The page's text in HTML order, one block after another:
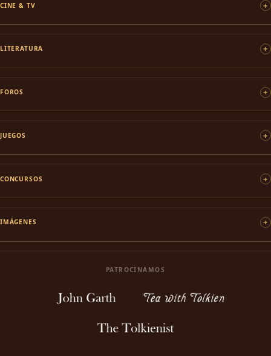
CINE & TV
LITERATURA
FOROS
JUEGOS
CONCURSOS
IMÁGENES
PATROCINAMOS